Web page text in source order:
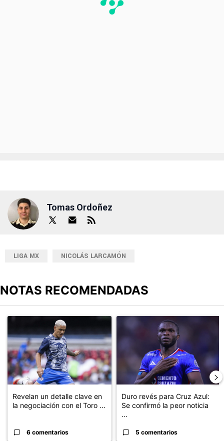
Tomas Ordoñez
LIGA MX NICOLÁS LARCAMÓN
NOTAS RECOMENDADAS
Un artículo de tendencia con el título "Revelan un detalle clave
Revelan un detalle clave en
la negociación con el Toro ...
6 comentarios
Un artículo de tendencia con
Duro revés para Cruz Azul:
Se confirmó la peor noticia
...
5 comentarios